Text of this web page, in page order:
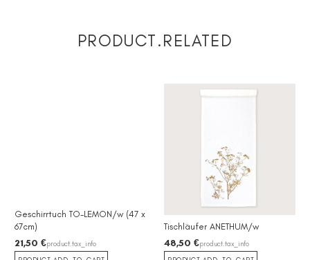
PRODUCT.RELATED
Geschirrtuch TO-LEMON/w (47 x
67cm)
21,50 €product.tax_info
Tischläufer ANETHUM/w
48,50 €product.tax_info